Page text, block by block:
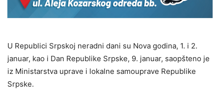
U Republici Srpskoj neradni dani su Nova godina, 1. i 2.
januar, kao i Dan Republike Srpske, 9. januar, saopšteno je
iz Ministarstva uprave i lokalne samouprave Republike
Srpske.